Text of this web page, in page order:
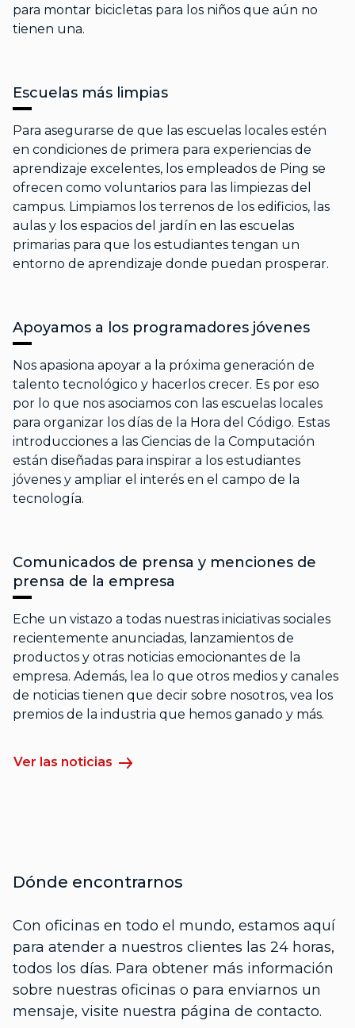
para montar bicicletas para los niños que aún no
tienen una.
Escuelas más limpias
Para asegurarse de que las escuelas locales estén
en condiciones de primera para experiencias de
aprendizaje excelentes, los empleados de Ping se
ofrecen como voluntarios para las limpiezas del
campus. Limpiamos los terrenos de los edificios, las
aulas y los espacios del jardín en las escuelas
primarias para que los estudiantes tengan un
entorno de aprendizaje donde puedan prosperar.
Apoyamos a los programadores jóvenes
Nos apasiona apoyar a la próxima generación de
talento tecnológico y hacerlos crecer. Es por eso
por lo que nos asociamos con las escuelas locales
para organizar los días de la Hora del Código. Estas
introducciones a las Ciencias de la Computación
están diseñadas para inspirar a los estudiantes
jóvenes y ampliar el interés en el campo de la
tecnología.
Comunicados de prensa y menciones de
prensa de la empresa
Eche un vistazo a todas nuestras iniciativas sociales
recientemente anunciadas, lanzamientos de
productos y otras noticias emocionantes de la
empresa. Además, lea lo que otros medios y canales
de noticias tienen que decir sobre nosotros, vea los
premios de la industria que hemos ganado y más.
Ver las noticias
Dónde encontrarnos
Con oficinas en todo el mundo, estamos aquí
para atender a nuestros clientes las 24 horas,
todos los días. Para obtener más información
sobre nuestras oficinas o para enviarnos un
mensaje, visite nuestra página de contacto.